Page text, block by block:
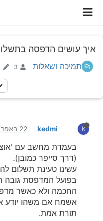
איך עושים הדפסה
תמיכה ושאלות 3
K
kedmi 22 באפר׳ 2021, 20:17
בעמדת מחשב עם
(דרך סייפר כמובן).
עשינו טעינת תשלום
בפועל המדפסת גובה
החכמה ולא כאשר
אשמח אם משהו יודע
תורת אמת.